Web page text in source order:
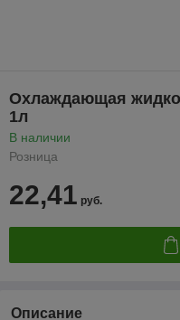
Охлаждающая
1л
В наличии
Розница
22,41 руб.
Описание